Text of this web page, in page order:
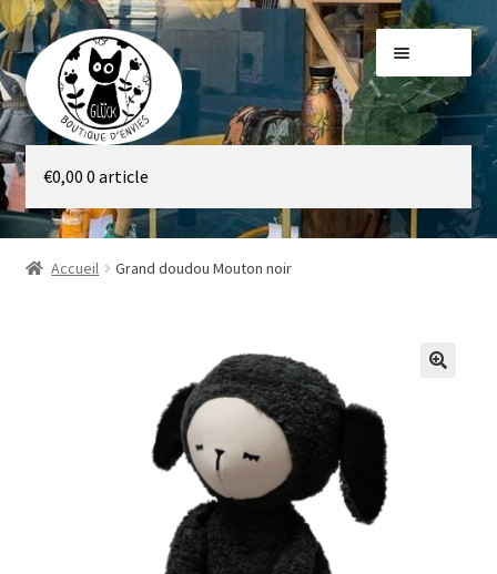
Aller
à
la
navigation
Aller
au
contenu
Galerie
Boutique
€0,00 0 article
Accueil Grand doudou Mouton noir